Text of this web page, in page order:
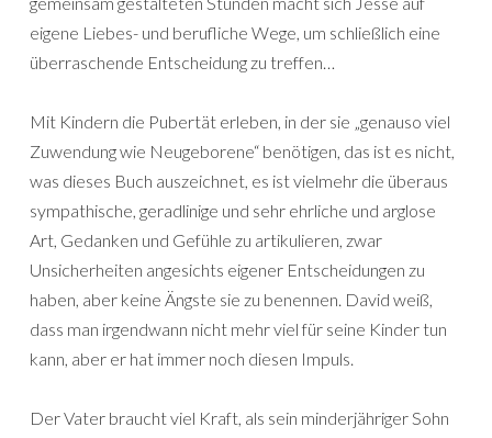
eigene Liebes- und berufliche Wege, um schließlich eine
überraschende Entscheidung zu treffen…
Mit Kindern die Pubertät erleben, in der sie „genauso viel
Zuwendung wie Neugeborene“ benötigen, das ist es nicht,
was dieses Buch auszeichnet, es ist vielmehr die überaus
sympathische, geradlinige und sehr ehrliche und arglose
Art, Gedanken und Gefühle zu artikulieren, zwar
Unsicherheiten angesichts eigener Entscheidungen zu
haben, aber keine Ängste sie zu benennen. David weiß,
dass man irgendwann nicht mehr viel für seine Kinder tun
kann, aber er hat immer noch diesen Impuls.
Der Vater braucht viel Kraft, als sein minderjähriger Sohn